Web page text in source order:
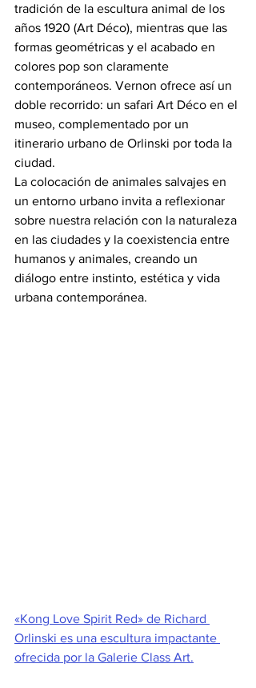
tradición de la escultura animal de los
años 1920 (Art Déco), mientras que las
formas geométricas y el acabado en
colores pop son claramente
contemporáneos. Vernon ofrece así un
doble recorrido: un safari Art Déco en el
museo, complementado por un
itinerario urbano de Orlinski por toda la
ciudad.
La colocación de animales salvajes en
un entorno urbano invita a reflexionar
sobre nuestra relación con la naturaleza
en las ciudades y la coexistencia entre
humanos y animales, creando un
diálogo entre instinto, estética y vida
urbana contemporánea.
«Kong Love Spirit Red» de Richard
Orlinski es una escultura impactante
ofrecida por la Galerie Class Art.